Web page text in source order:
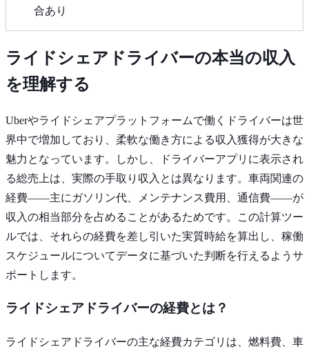
合あり
ライドシェアドライバーの本当の収入
を理解する
Uberやライドシェアプラットフォームで働くドライバーは世
界中で増加しており、柔軟な働き方による収入獲得が大きな
魅力となっています。しかし、ドライバーアプリに表示され
る総売上は、実際の手取り収入とは異なります。車両関連の
経費――主にガソリン代、メンテナンス費用、通信費――が
収入の相当部分を占めることがあるためです。この計算ツー
ルでは、それらの経費を差し引いた実質時給を算出し、稼働
スケジュールについてデータに基づいた判断を行えるようサ
ポートします。
ライドシェアドライバーの経費とは？
ライドシェアドライバーの主な経費カテゴリは、燃料費、車